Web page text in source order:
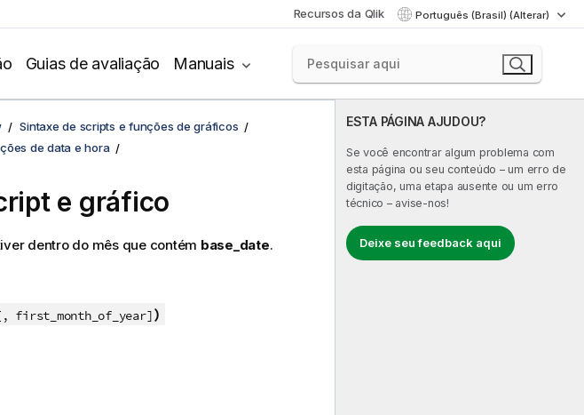
Recursos da Qlik Português (Brasil) (Alterar)
Guias de avaliação Manuais
ESTA PÁGINA AJUDOU?
Se você encontrar algum problema com
esta página ou seu conteúdo – um erro de
digitação, uma etapa ausente ou um erro
técnico – avise-nos!
Deixe seu feedback aqui
Sintaxe de scripts e funções de gráficos
de data e hora
e gráfico
dentro do mês que contém base_date.
first_month_of_year])